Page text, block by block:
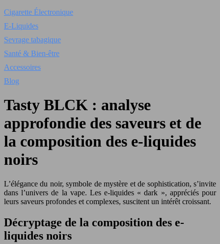
Cigarette Électronique
E-Liquides
Sevrage tabagique
Santé & Bien-être
Accessoires
Blog
Tasty BLCK : analyse
approfondie des saveurs et de
la composition des e-liquides
noirs
L’élégance du noir, symbole de mystère et de sophistication, s’invite
dans l’univers de la vape. Les e-liquides « dark », appréciés pour
leurs saveurs profondes et complexes, suscitent un intérêt croissant.
Décryptage de la composition des e-
liquides noirs